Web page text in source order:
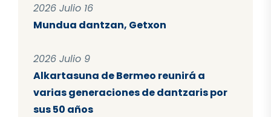
2026 Julio 16
Mundua dantzan, Getxon
2026 Julio 9
Alkartasuna de Bermeo reunirá a
varias generaciones de dantzaris por
sus 50 años